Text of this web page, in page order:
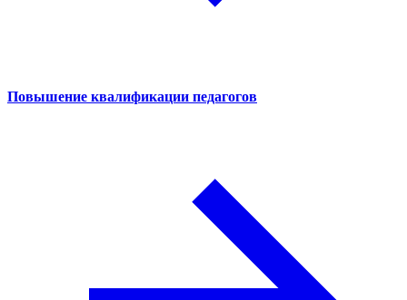
Повышение квалификации педагогов